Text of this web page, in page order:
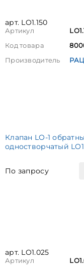
арт. LO1.150
Артикул
Код товара
Производитель
Клапан LO-1
одностворчатый
По запросу
арт. LO1.025
Артикул